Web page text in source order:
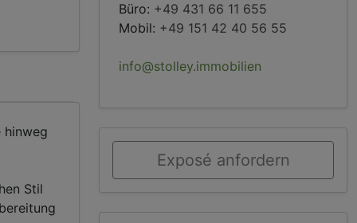
hinweg
Stil
Büro: +49 431 66 11 655
Mobil: +49 151 42 40 56 55
info@stolley.immobilien
Exposé anfordern